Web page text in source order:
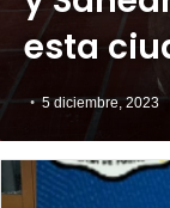
esta
5 diciembre, 2023